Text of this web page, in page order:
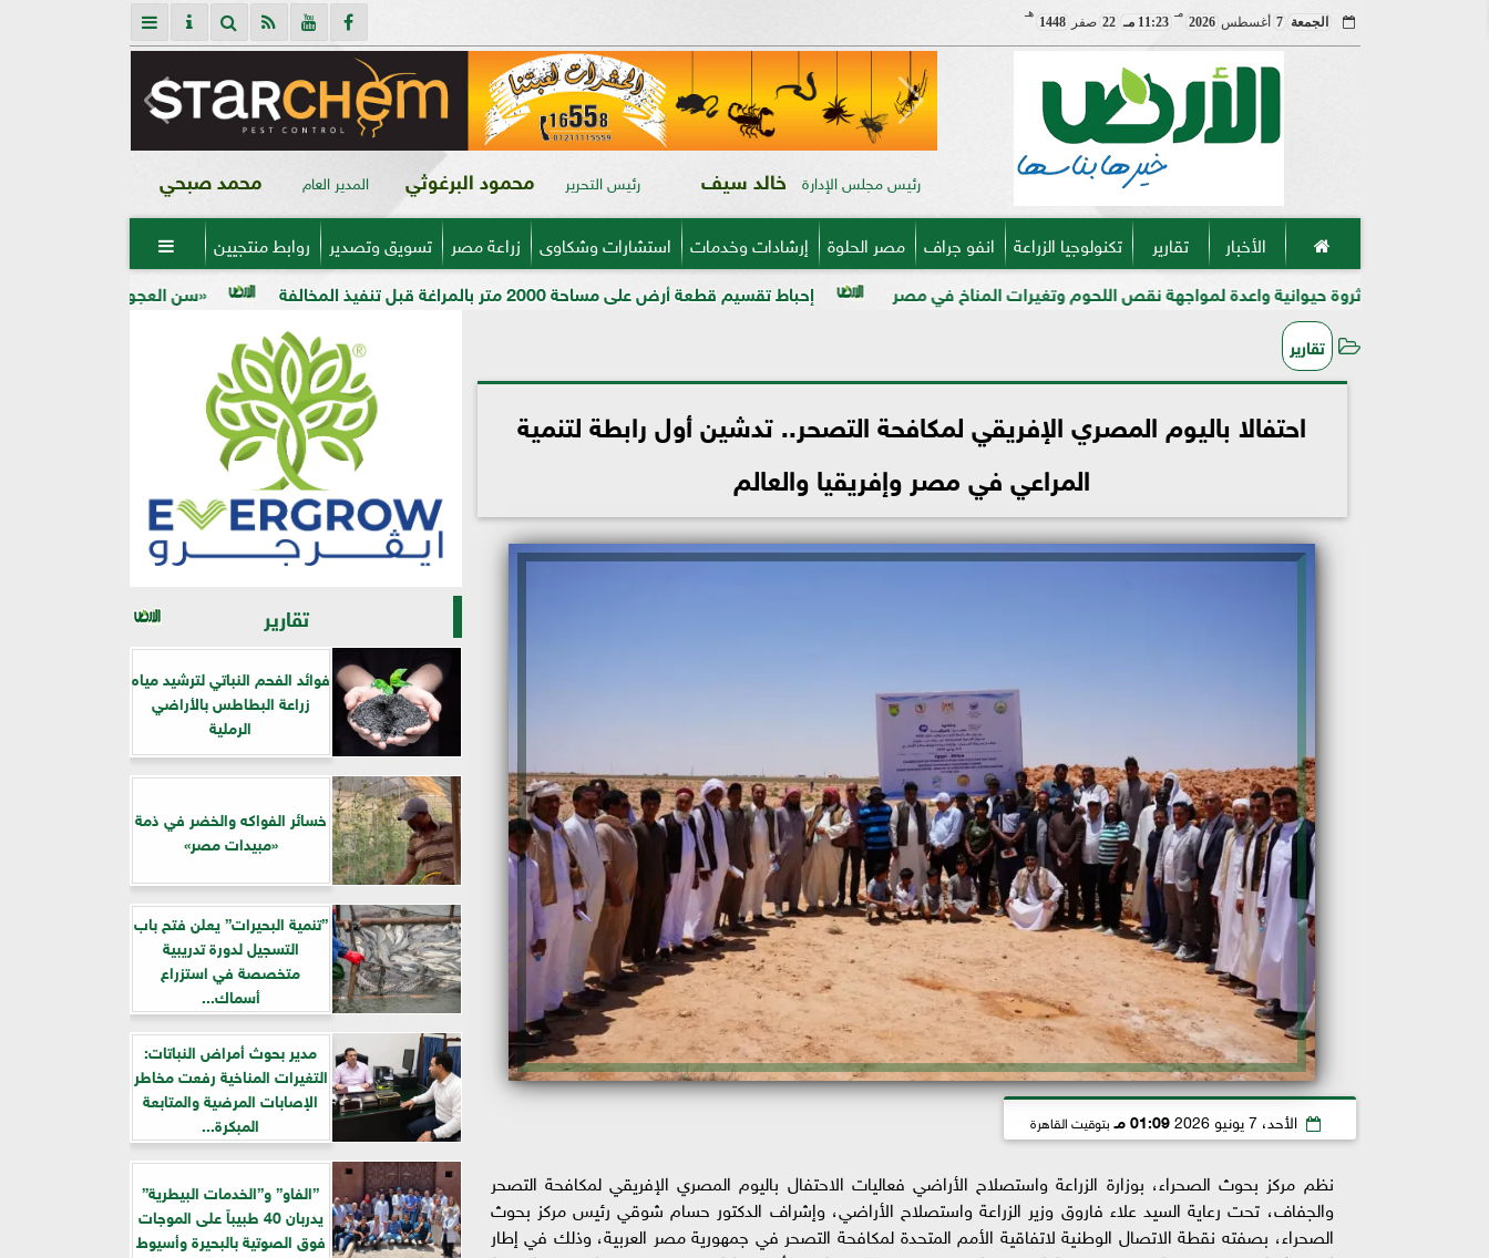
الجمعة 7 أغسطس2026
مـ
11:23 مـ 22 صفر 1448
هـ
رئيس مجلس الإدارة خالد سيف رئيس التحرير محمود البرغوثي المدير العام محمد صبحي
الأخبار تقارير تكنولوجيا الزراعة انفو جراف مصر الحلوة إرشادات وخدمات استشارات وشكاوى زراعة مصر تسويق وتصدير روابط منتجيين 
«سن العجوز» في الذرة الشامية.. لماذا تظهر الحبوب إحباط تقسيم قطعة أرض على مساحة 2000 متر بالمراغة قبل تنفيذ المخالفة واعدة لمواجهة نقص اللحوم وتغيرات المناخ في مصر
تقارير
احتفالا باليوم المصري الإفريقي لمكافحة التصحر.. تدشين أول رابطة لتنمية
المراعي في مصر وإفريقيا والعالم
الأحد، 7 يونيو 2026 01:09 مـ بتوقيت القاهرة
نظم مركز بحوث الصحراء، بوزارة الزراعة واستصلاح الأراضي فعاليات الاحتفال باليوم المصري الإفريقي لمكافحة التصحر
والجفاف، تحت رعاية السيد علاء فاروق وزير الزراعة واستصلاح الأراضي، وإشراف الدكتور حسام شوقي رئيس مركز بحوث
الصحراء، بصفته نقطة الاتصال الوطنية لاتفاقية الأمم المتحدة لمكافحة التصحر في جمهورية مصر العربية، وذلك في إطار
تقارير
فوائد الفحم النباتي لترشيد مياه
زراعة البطاطس بالأراضي
الرملية
خسائر الفواكه والخضر في ذمة
«مبيدات مصر»
”تنمية البحيرات” يعلن فتح باب
التسجيل لدورة تدريبية
متخصصة في استزراع
أسماك...
مدير بحوث أمراض النباتات:
التغيرات المناخية رفعت مخاطر
الإصابات المرضية والمتابعة
المبكرة...
”الفاو” و”الخدمات البيطرية”
يدربان 40 طبيباً على الموجات
فوق الصوتية بالبحيرة وأسيوط